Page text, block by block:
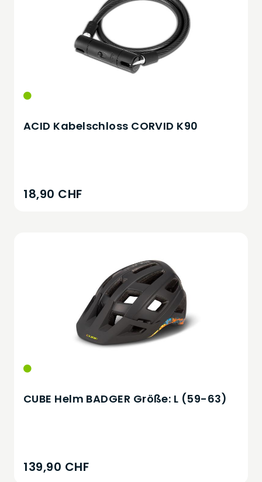
ACID Kabelschloss CORVID K90
18,90 CHF
CUBE Helm BADGER Größe: L (59-63)
139,90 CHF